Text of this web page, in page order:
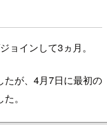
ョインして3ヵ月。
たが、4月7日に最初の
。